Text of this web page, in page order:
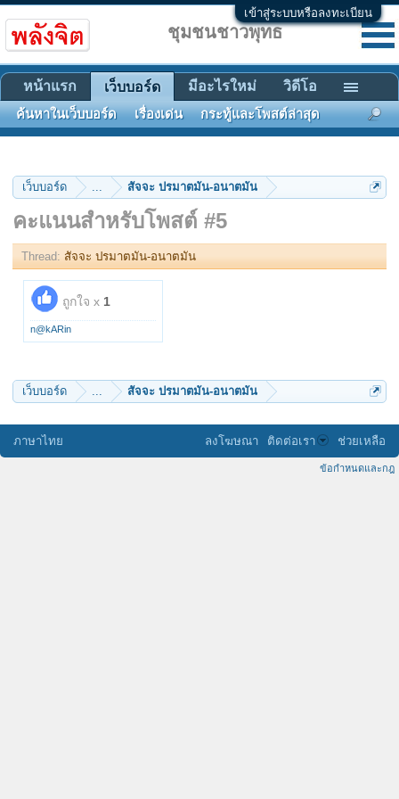
เข้าสู่ระบบหรือลงทะเบียน
เว็บบอร์ด ... สัจจะ ปรมาตมัน-อนาตมัน
คะแนนสำหรับโพสต์ #5
Thread: สัจจะ ปรมาตมัน-อนาตมัน
ถูกใจ x 1
n@kARin
เว็บบอร์ด ... สัจจะ ปรมาตมัน-อนาตมัน
ชุมชนชาวพุทธ
หน้าแรก เว็บบอร์ด
ค้นหาในเว็บบอร์ด เรื่องเด่น กระทู้และโพสต์ล่าสุด
มีอะไรใหม่ วิดีโอ
ภาษาไทย ลงโฆษณา ติดต่อเรา ช่วยเหลือ
ข้อกำหนดและกฎ